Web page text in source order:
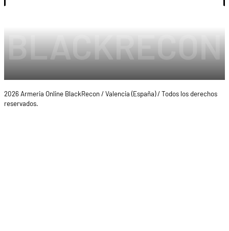
2026 Armeria Online BlackRecon / Valencia (España) / Todos los derechos
reservados.